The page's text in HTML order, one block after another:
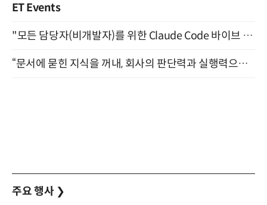
ET Events
"모든 담당자(비개발자)를 위한 Claude Code 바이브 코딩 2-day 부트캠프" 9월 16~17일 개최
“문서에 묻힌 지식을 꺼내, 회사의 판단력과 실행력으로 바꾸다” (8/20)
주요 행사 ❯